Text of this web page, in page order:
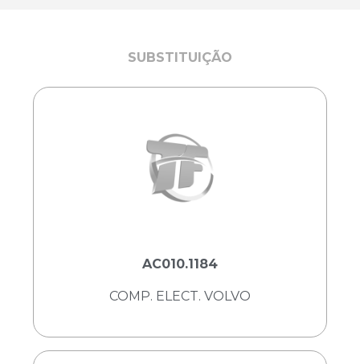
SUBSTITUIÇÃO
AC010.1184
COMP. ELECT. VOLVO